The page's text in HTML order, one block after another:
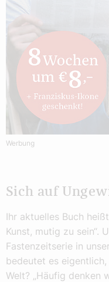
Werbung
Sich auf
Ihr aktuelles Buch
Kunst, mutig zu sein“.
Fastenzeitserie in
bedeutet es
Welt? „Häufig denken